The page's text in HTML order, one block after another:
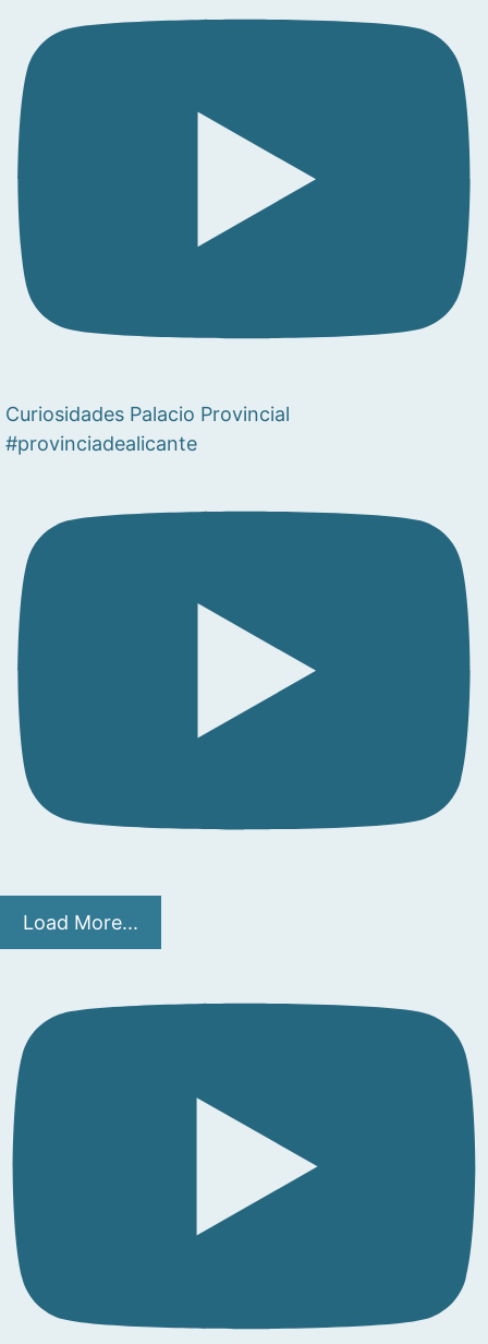
Curiosidades Palacio Provincial
#provinciadealicante
Load More...